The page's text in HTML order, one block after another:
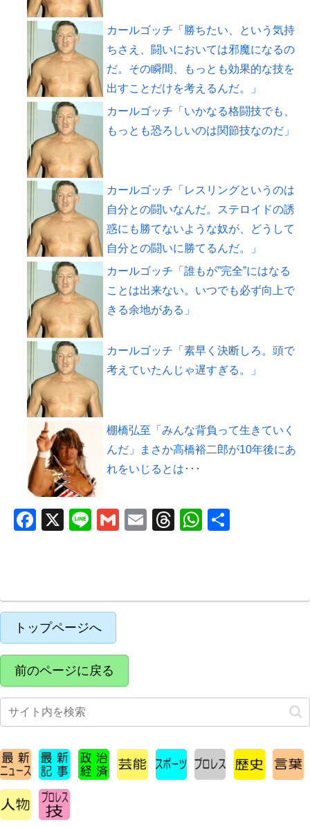
カールゴッチ「勝ちたい、という気持
ちさえ、闘いにおいては邪魔になるの
だ。その瞬間、もっとも効果的な技を
出すことだけを考えるんだ。」
カールゴッチ「いかなる格闘技でも、
もっとも恐ろしいのは関節技なのだ」
カールゴッチ「レスリングというのは
自分との闘いなんだ。ステロイドの誘
惑にも勝てないような奴が、どうして
自分との闘いに勝てるんだ。」
カールゴッチ「誰もが”完全”にはなる
ことは出来ない。いつでも必ず向上で
きる余地がある」
カールゴッチ「素早く決断しろ。頭で
考えていたんじゃ遅すぎる。」
棚橋弘至「みんな背負って生きていく
んだ」まさか高橋裕二郎が10年後にあ
れをいじるとは･･･
F
b
o
o
k
X
Li
G
E
T
d
W
A
トップページへ
前のページに戻る